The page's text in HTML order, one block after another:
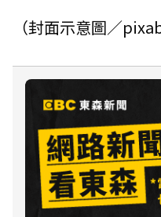
（封面示意圖／